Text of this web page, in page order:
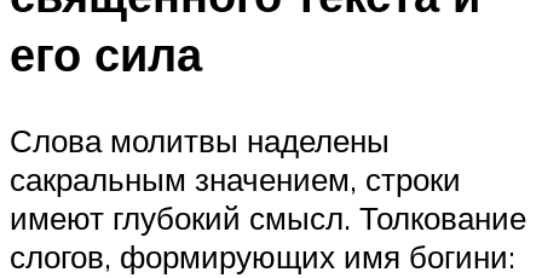
его сила
Слова молитвы наделены
сакральным значением, строки
имеют глубокий смысл. Толкование
слогов, формирующих имя богини: